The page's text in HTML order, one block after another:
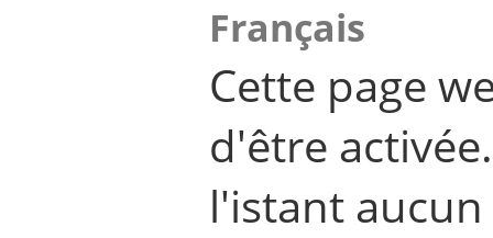
Français
Cette page
d'être
l'istant